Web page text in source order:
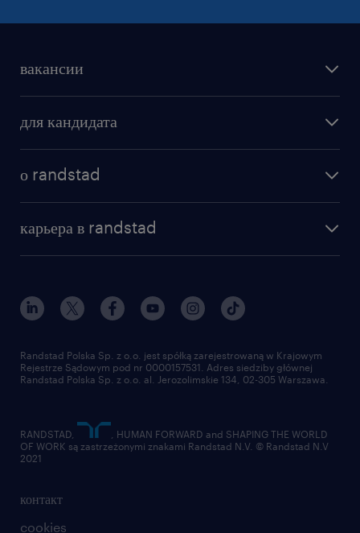
вакансии
бонусы для работников
для кандидата
о randstad
институт исследований randstad
для медиа
для поставщиков
карьера в randstad
наш мир
работа в randstad
отправить резюме
контакт
cookies
Randstad Polska Sp. z o.o. jest spółką zarejestrowaną w Krajowym
Rejestrze Sądowym pod nr 0000157531. Adres siedziby głównej
Randstad Polska Sp. z o.o. al. Jerozolimskie 134, 02-305 Warszawa.
RANDSTAD,
, HUMAN FORWARD and SHAPING THE WORLD
OF WORK są zastrzeżonymi znakami Randstad N.V. © Randstad N.V
2021